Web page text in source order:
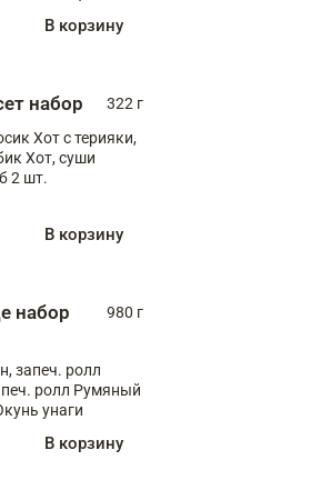
В корзину
набор
322 г
Хот с терияки,
Хот, суши
2 шт.
В корзину
набор
980 г
запеч. ролл
ролл Румяный
унаги
В корзину